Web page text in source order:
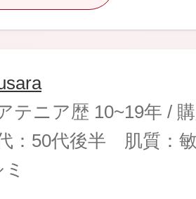
アテニア歴 10~19年 /
：50代後半 肌質：